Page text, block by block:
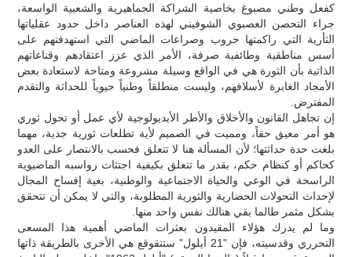
كفعل وطني مصبوغ بخاصية الشراكة الجماهيرية والشعبية الواسعة،
جراء التحصن العصبوي الشوفيني لهذه العناصر داخل حدود عقلياتها
الثأرية التي راكمتها حروب وصراعات الماضي التي استهدفتهم على
أسس مناطقية وطائفية صرفة، الأمر الذي عزز اعتقادهم وقناعاتهم
الذاتية بأن الثورة هي في الواقع وسيلة مشروعة ومتاحة لاستعادة بعض
الأمجاد الغابرة لأسلافهم، وليست منطلقاً وطنياً حيوياً للحداثة والتقدم
المفترض.
إن تجاهل القانون والأخلاق والأطر الأيديولوجية لأي عمل أو تحول ثوري
هو أمر معيق حقاً، ومميت في الصميم لأية تطلعات ثورية جدية، مهما
بلغت حدة حداثتها؛ لأن المسألة هنا لا تتعلق فحسب بالانتصار على العدو
كحاكم أو كنظام حكم، بقدر ما تتعلق بكيفية اجتثاث رواسبه الماضيوية
الراسخة في الوعي والحياة الاجتماعية والوطنية، بغية إفساح المجال
لإحداث التحولات الحضارية والثورية المطلوبة، والتي لا يمكن أن تتحقق
بشكل مثمر طالما بقي هنالك نفس واحد منها.
وما لم يدرك هؤلاء المقيدون بعثرات الماضي أهمية هذا المسعى
التحرري وقدسيته، فإن "21 أيلول" ستتقوقع هي الأخرى بالطريقة ذاتها